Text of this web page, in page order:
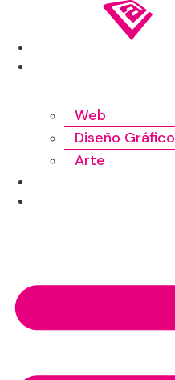
contenido
Web
Diseño Gráfico
Arte